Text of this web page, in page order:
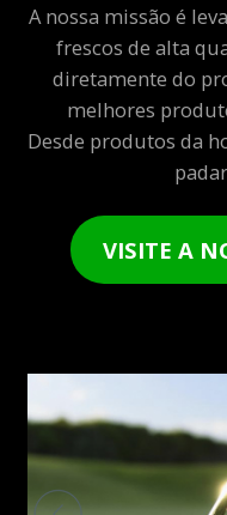
A nossa missão é
frescos de alta
diretamente do
melhores
Desde produtos da
VISITE A